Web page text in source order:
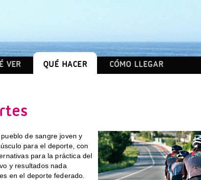
VER QUÉ HACER CÓMO LLEGAR
de sangre joven y
para el deporte, con
para la práctica del
y resultados nada
en el deporte federado.